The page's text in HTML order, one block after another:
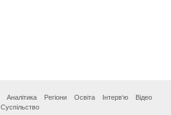
Аналітика Регіони Освіта Інтерв‘ю
Відео
Суспільство